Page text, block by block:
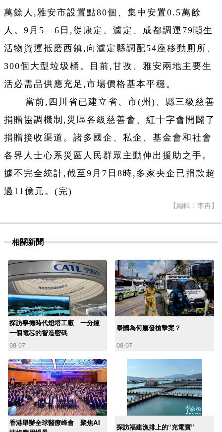
萬餘人,雅安市設置點80個、集中安置0.5萬餘
人。9月5—6日,從康定、瀘定、成都調運79噸生
活物資運抵磨西鎮,向瀘定縣調配54座移動厠所、
300個大型垃圾桶。目前,甘孜、雅安兩地主要生
活必需品供應充足,市場價格基本平穩。
當前,四川省已建立省、市(州)、縣三級慈善
捐贈協調機制,災區各級慈善會、紅十字會開闢了
捐贈接收渠道。諸多國企、私企、基金會和社會
各界人士心系災區人民群眾主動伸出援助之手。
據不完全統計,截至9月7日8時,多家央企已捐款超
過11億元。(完)
【編輯：李冉】
相關新聞
探訪寧德時代燈塔工廠 一分鐘
一個電芯的智造密碼
08-07
泰國為何屢發槍擊案？
08-07
香港舉辦全球醫療峰會 聚焦AI
探訪福建漁排上的“充電寶”